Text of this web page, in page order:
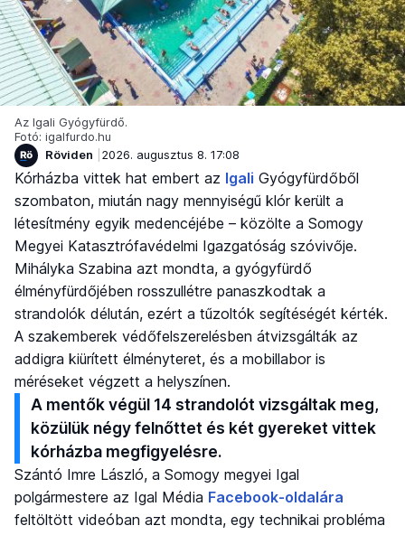
Az Igali Gyógyfürdő.
Fotó: igalfurdo.hu
Röviden
2026. augusztus 8. 17:08
Kórházba vittek hat embert az Igali Gyógyfürdőből
szombaton, miután nagy mennyiségű klór került a
létesítmény egyik medencéjébe – közölte a Somogy
Megyei Katasztrófavédelmi Igazgatóság szóvivője.
Mihályka Szabina azt mondta, a gyógyfürdő
élményfürdőjében rosszullétre panaszkodtak a
strandolók délután, ezért a tűzoltók segítéségét kérték.
A szakemberek védőfelszerelésben átvizsgálták az
addigra kiürített élményteret, és a mobillabor is
méréseket végzett a helyszínen.
A mentők végül 14 strandolót vizsgáltak meg,
közülük négy felnőttet és két gyereket vittek
kórházba megfigyelésre.
Szántó Imre László, a Somogy megyei Igal
polgármestere az Igal Média Facebook-oldalára
feltöltött videóban azt mondta, egy technikai probléma